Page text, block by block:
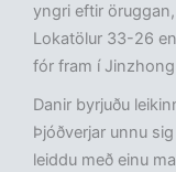
yngri eftir
Lokatölur 33-26
fór fram í
Danir byrjuðu
Þjóðverjar unnu
leiddu með einu